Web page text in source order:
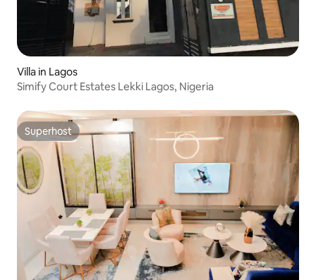
Villa in Lagos
Simify Court Estates Lekki Lagos, Nigeria
Superhost
Superhost